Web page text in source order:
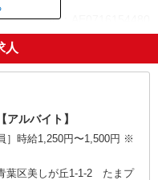
ID：AE0716154480
了
人
アルバイト】
］時給1,250円〜1,500円 ※
葉区美しが丘1-1-2 たまプ